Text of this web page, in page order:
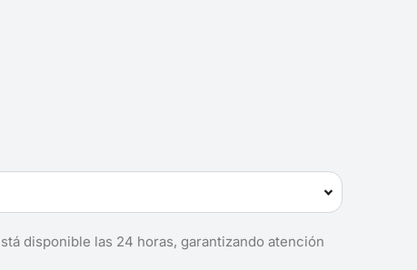
disponible las 24 horas, garantizando atención